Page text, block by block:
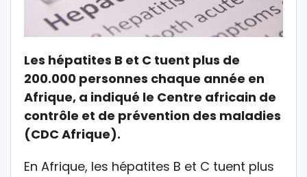
Les hépatites B et C tuent plus de
200.000 personnes chaque année en
Afrique, a indiqué le Centre africain de
contrôle et de prévention des maladies
(CDC Afrique).
En Afrique, les hépatites B et C tuent plus